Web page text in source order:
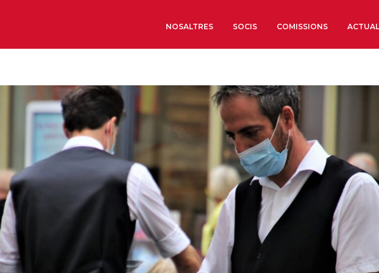
NOSALTRES
Òrgans de Govern
Òrgans Consultius
Estructura Executiva
Institut d’Estudis
Societat Barcelonesa
Econòmics i Socials
Organitzacions
Organitzacions
SOCIS COMISSIONS